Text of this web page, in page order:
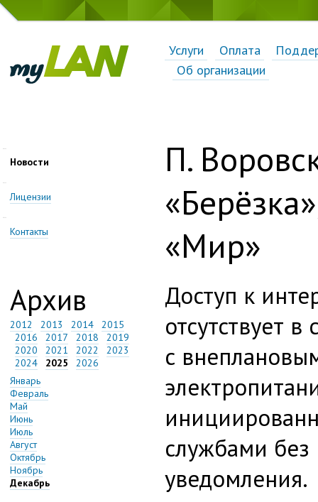
Услуги Оплата
Об организации
Новости
Лицензии
Контакты
Архив
2012 2013 2014
2015
2016
2017 2018
2019
2020
2021 2022
2023
2024
2025
2026
Январь
Февраль
Май
Июнь
Июль
Август
Октябрь
Ноябрь
Декабрь
П.
«Мир»
Доступ к
отсутствует в
с
службами без
уведомления.